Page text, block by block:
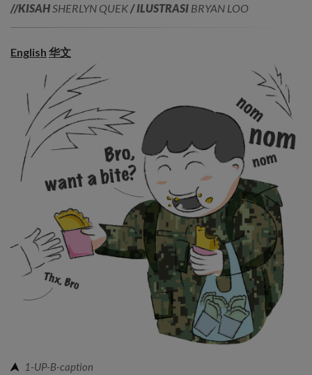
//KISAH SHERLYN QUEK / ILUSTRASI BRYAN LOO
English 华文
1-UP-B-caption